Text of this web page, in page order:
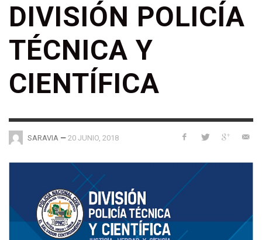
DIVISIÓN POLICÍA
TÉCNICA Y
CIENTÍFICA
SARAVIA — 20 JUNIO, 2018